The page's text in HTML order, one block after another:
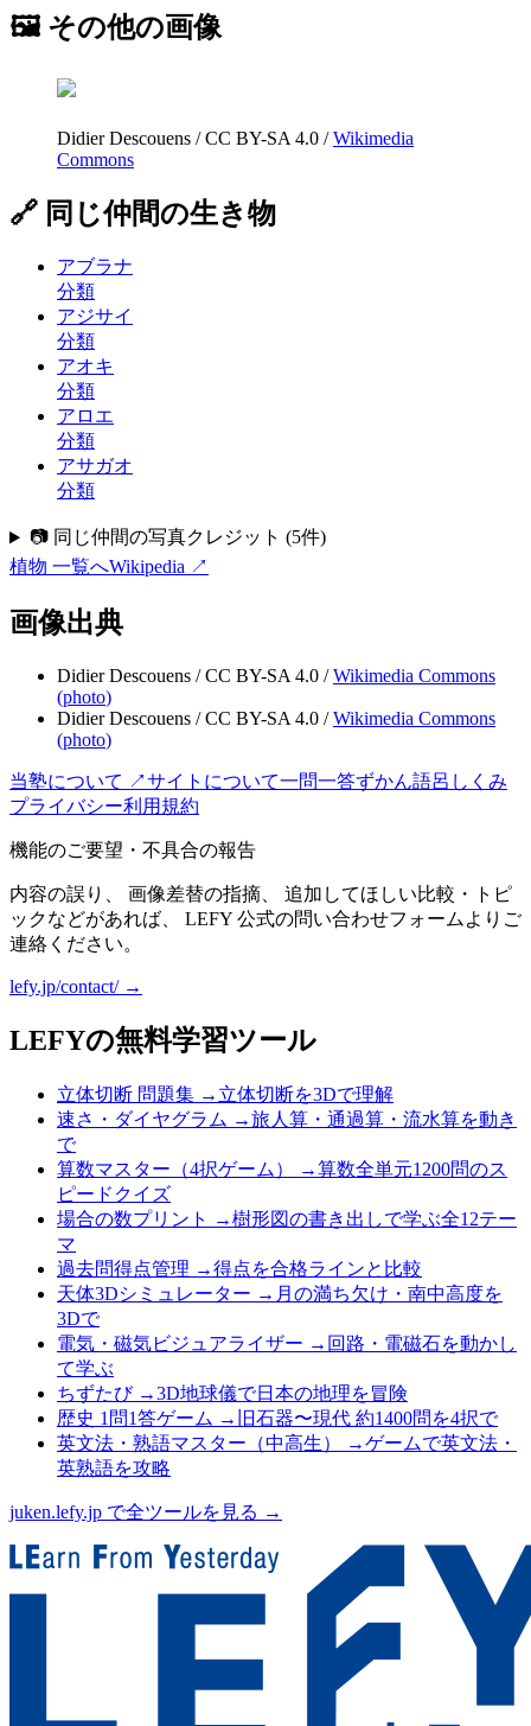
🖼 その他の画像
Didier Descouens /CC BY-SA 4.0 / Wikimedia
Commons
🔗 同じ仲間の生き物
アブラナ
分類
アジサイ
分類
アオキ
分類
アロエ
分類
アサガオ
分類
📷 同じ仲間の写真クレジット (5件)
植物 一覧へWikipedia ↗
画像出典
Didier Descouens /CC BY-SA 4.0 / Wikimedia Commons
(photo)
Didier Descouens /CC BY-SA 4.0 / Wikimedia Commons
(photo)
当塾について ↗サイトについて一問一答ずかん語呂 しくみ
プライバシー利用規約
機能のご要望・不具合の報告
内容の誤り、 画像差替の指摘、 追加してほしい比較・トピ
ックなどがあれば、 LEFY 公式の問い合わせフォームよりご
連絡ください。
lefy.jp/contact/ →
LEFYの無料学習ツール
立体切断 問題集 → 立体切断を3Dで理解
速さ・ダイヤグラム →旅人算・通過算・流水算を動き
で
算数マスター（4択ゲーム）
→算数全単元1200問のス
ピードクイズ
場合の数プリント
→樹形図の書き出しで学ぶ全12テー
マ
過去問得点管理 →得点を合格ラインと比較
天体3Dシミュレーター → 月の満ち欠け・南中高度を
3Dで
電気・磁気ビジュアライザー → 回路・電磁石を動かし
て学ぶ
ちずたび→3D地球儀で日本の地理を冒険
歴史 1問1答ゲーム → 旧石器〜現代 約1400問を4択で
英文法・熟語マスター（中高生）
→ゲームで英文法・
英熟語を攻略
juken.lefy.jp で全ツールを見る →